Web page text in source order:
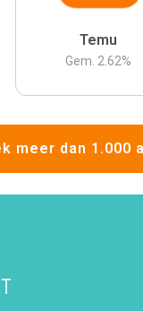
Temu
Gem. 2.62%
meer dan 1.000